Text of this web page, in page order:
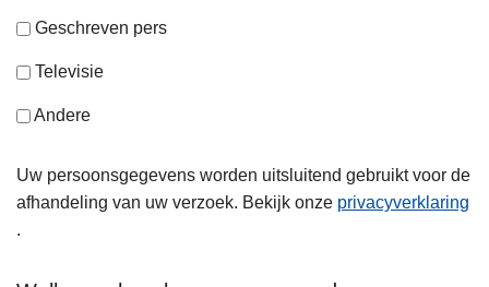
Geschreven pers
Televisie
Andere
Uw persoonsgegevens worden uitsluitend gebruikt voor de
afhandeling van uw verzoek. Bekijk onze privacyverklaring
.